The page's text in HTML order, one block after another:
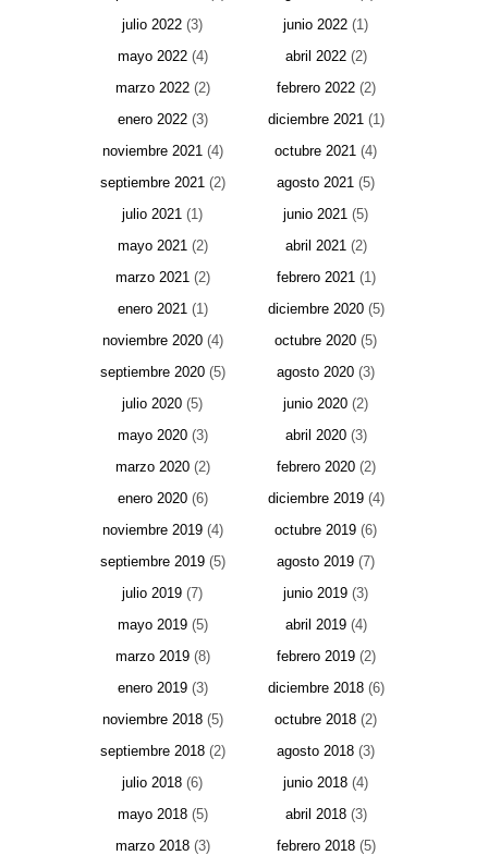
julio 2022 (3) junio 2022 (1)
mayo 2022(4) abril 2022(2)
marzo 2022(2) febrero 2022(2)
enero 2022(3) diciembre 2021(1)
noviembre 2021(4) octubre 2021 (4)
septiembre 2021(2) agosto 2021 (5)
julio 2021 (1) junio 2021 (5)
mayo 2021(2) abril 2021(2)
marzo 2021(2) febrero 2021(1)
enero 2021(1) diciembre 2020(5)
noviembre 2020(4) octubre 2020 (5)
septiembre 2020(5) agosto 2020 (3)
julio 2020 (5) junio 2020 (2)
mayo 2020(3) abril 2020(3)
marzo 2020(2) febrero 2020(2)
enero 2020(6) diciembre 2019(4)
noviembre 2019(4) octubre 2019 (6)
septiembre 2019(5) agosto 2019 (7)
julio 2019 (7) junio 2019 (3)
mayo 2019(5) abril 2019(4)
marzo 2019(8) febrero 2019(2)
enero 2019(3) diciembre 2018(6)
noviembre 2018(5) octubre 2018 (2)
septiembre 2018(2) agosto 2018 (3)
julio 2018 (6) junio 2018 (4)
mayo 2018(5) abril 2018(3)
marzo 2018(3) febrero 2018(5)